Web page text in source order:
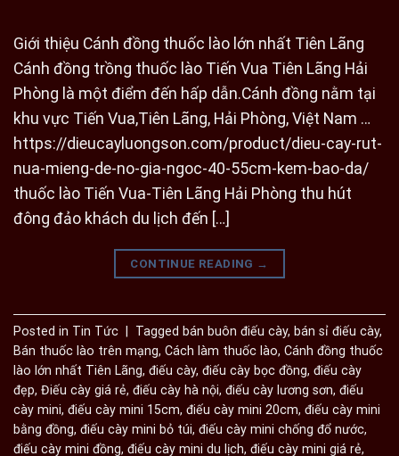
Giới thiệu Cánh đồng thuốc lào lớn nhất Tiên Lãng
Cánh đồng trồng thuốc lào Tiến Vua Tiên Lãng Hải
Phòng là một điểm đến hấp dẫn.Cánh đồng nằm tại
khu vực Tiến Vua,Tiên Lãng, Hải Phòng, Việt Nam …
https://dieucayluongson.com/product/dieu-cay-rut-
nua-mieng-de-no-gia-ngoc-40-55cm-kem-bao-da/
thuốc lào Tiến Vua-Tiên Lãng Hải Phòng thu hút
đông đảo khách du lịch đến […]
CONTINUE READING →
Posted in Tin Tức Tagged bán buôn điếu cày, bán sỉ điếu cày,
Bán thuốc lào trên mạng, Cách làm thuốc lào, Cánh đồng thuốc
lào lớn nhất Tiên Lãng, điếu cày, điếu cày bọc đồng, điếu cày
đẹp, Điếu cày giá rẻ, điếu cày hà nội, điếu cày lương sơn, điếu
cày mini, điếu cày mini 15cm, điếu cày mini 20cm, điếu cày mini
bằng đồng, điếu cày mini bỏ túi, điếu cày mini chống đổ nước,
điếu cày mini đồng, điếu cày mini du lịch, điếu cày mini giá rẻ,